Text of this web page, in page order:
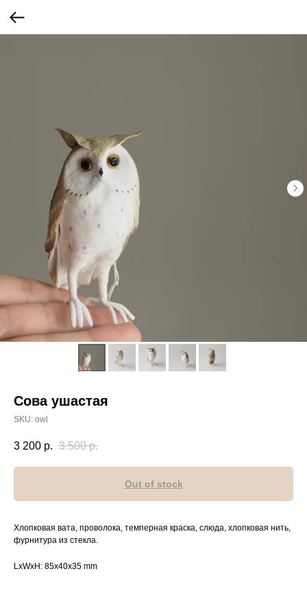
Сова ушастая
SKU: owl
3 200 р. 3 500 р.
Out of stock
Хлопковая вата, проволока, темперная краска, слюда, хлопковая нить,
фурнитура из стекла.
LxWxH: 85x40x35 mm